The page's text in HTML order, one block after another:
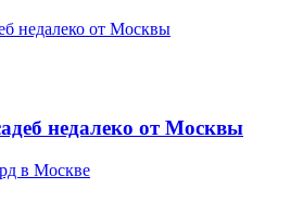
недалеко от Москвы